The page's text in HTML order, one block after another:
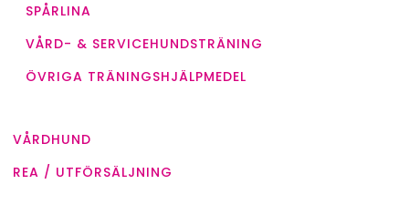
SPÅRLINA
VÅRD- & SERVICEHUNDSTRÄNING
ÖVRIGA TRÄNINGSHJÄLPMEDEL
VÅRDHUND
REA / UTFÖRSÄLJNING